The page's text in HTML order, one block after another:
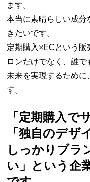
ます。
本当に素晴らしい成
きたいです。
定期購入×ECという
ロンだけでなく、誰
未来を実現するために
す。
「定期購入で
「独自のデザ
しっかりブラ
い」という企